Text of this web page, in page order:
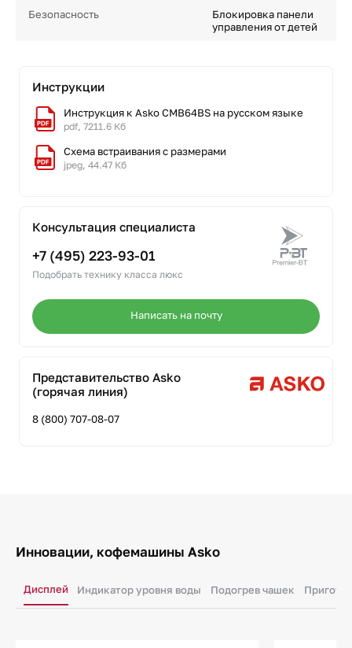
Безопасность
Блокировка панели
управления от детей
Инструкции
Инструкция к Asko CMB64BS на русском языке
pdf, 7211.6 Кб
Схема встраивания с размерами
jpeg, 44.47 Кб
Консультация специалиста
+7 (495) 223-93-01
Подобрать технику класса люкс
Написать на почту
Представительство Asko
(горячая линия)
8 (800) 707-08-07
Инновации, кофемашины Asko
Дисплей Индикатор уровня воды Подогрев чашек